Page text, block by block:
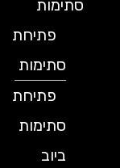
סתימות
פתיחת
סתימות
פתיחת
סתימות